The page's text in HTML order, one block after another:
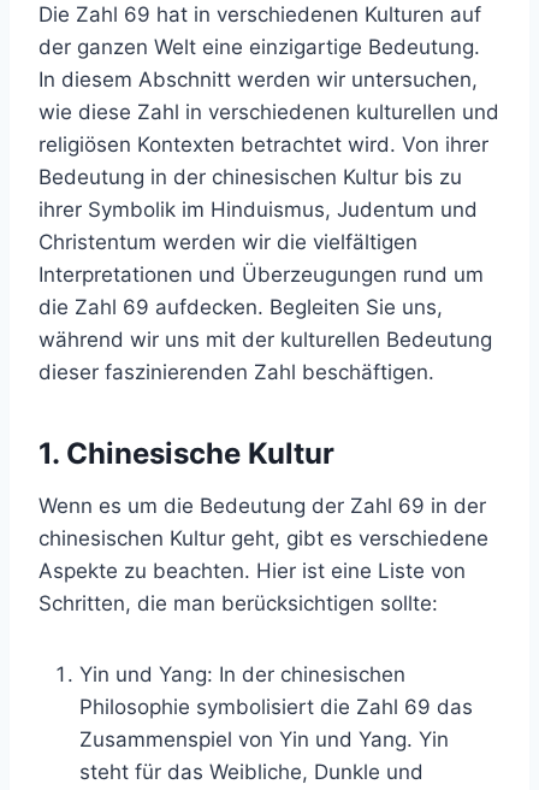
Die Zahl 69 hat in verschiedenen Kulturen auf
der ganzen Welt eine einzigartige Bedeutung.
In diesem Abschnitt werden wir untersuchen,
wie diese Zahl in verschiedenen kulturellen und
religiösen Kontexten betrachtet wird. Von ihrer
Bedeutung in der chinesischen Kultur bis zu
ihrer Symbolik im Hinduismus, Judentum und
Christentum werden wir die vielfältigen
Interpretationen und Überzeugungen rund um
die Zahl 69 aufdecken. Begleiten Sie uns,
während wir uns mit der kulturellen Bedeutung
dieser faszinierenden Zahl beschäftigen.
1. Chinesische Kultur
Wenn es um die Bedeutung der Zahl 69 in der
chinesischen Kultur geht, gibt es verschiedene
Aspekte zu beachten. Hier ist eine Liste von
Schritten, die man berücksichtigen sollte:
Yin und Yang: In der chinesischen
Philosophie symbolisiert die Zahl 69 das
Zusammenspiel von Yin und Yang. Yin
steht für das Weibliche, Dunkle und